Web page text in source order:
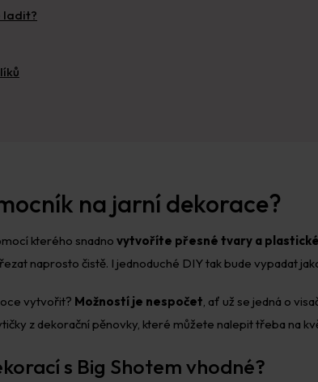
ladit?
na jarní dekorace?
kterého snadno vytvoříte přesné tvary a
naprosto čistě. I jednoduché DIY tak bude vypadat
vytvořit? Možností je nespočet, ať už se jedná o
z dekorační pěnovky, které můžete nalepit třeba na
s Big Shotem vhodné?